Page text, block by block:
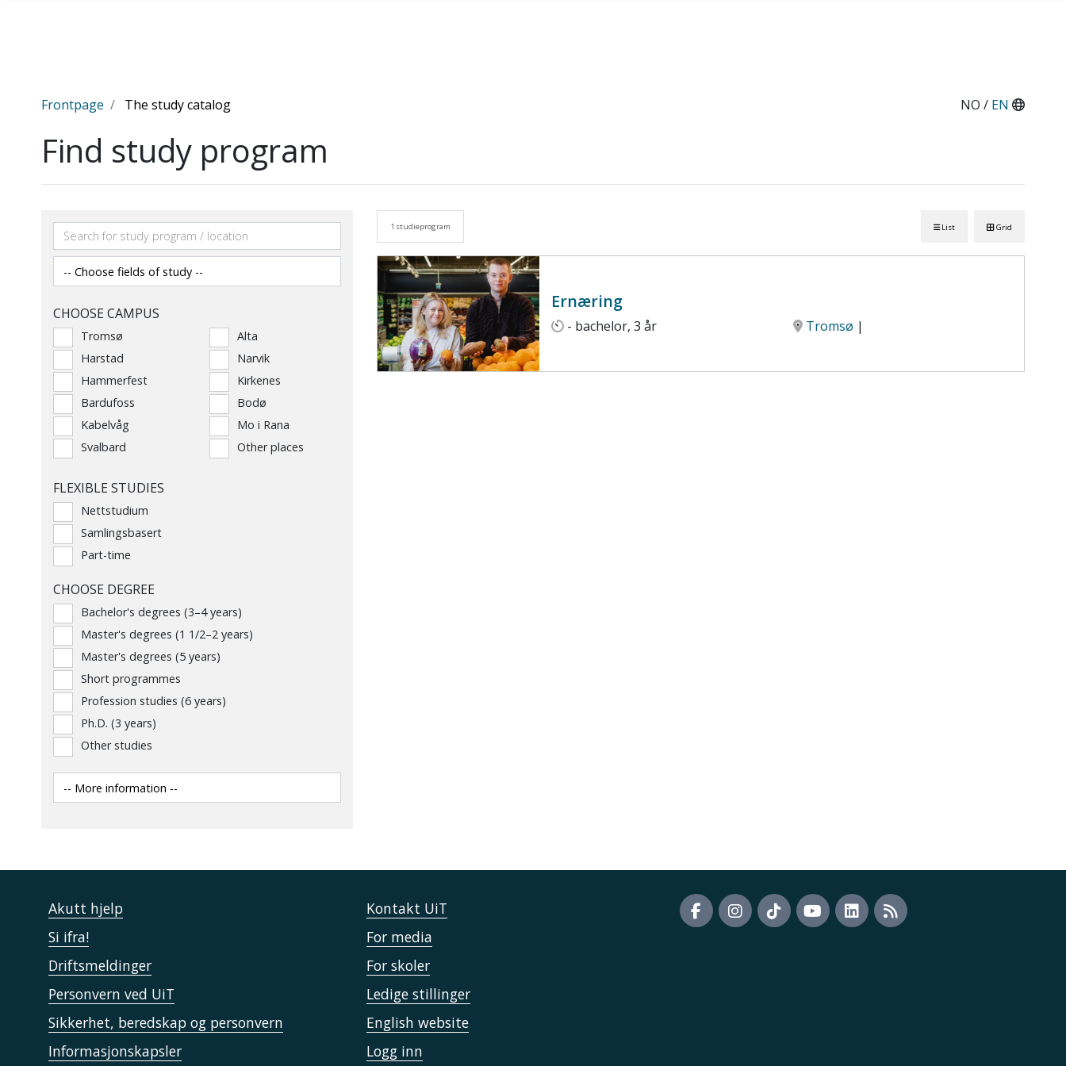
Gå til hovedinnhold
Frontpage The study catalog NO / EN
Find study program
CHOOSE CAMPUS
Tromsø
Alta
Harstad
Narvik
Hammerfest
Kirkenes
Bardufoss
Bodø
Kabelvåg
Mo i Rana
Svalbard
Other places
FLEXIBLE STUDIES
Nettstudium
Samlingsbasert
Part-time
CHOOSE DEGREE
Bachelor's degrees (3–4 years)
Master's degrees (1 1/2–2 years)
Master's degrees (5 years)
Short programmes
Profession studies (6 years)
Ph.D. (3 years)
Other studies
1 studieprogram List Grid
Ernæring
- bachelor, 3 år Tromsø |
Akutt hjelp
Si ifra!
Driftsmeldinger
Personvern ved UiT
Sikkerhet, beredskap og personvern
Informasjonskapsler
Kontakt UiT
For media
For skoler
Ledige stillinger
English website
Logg inn